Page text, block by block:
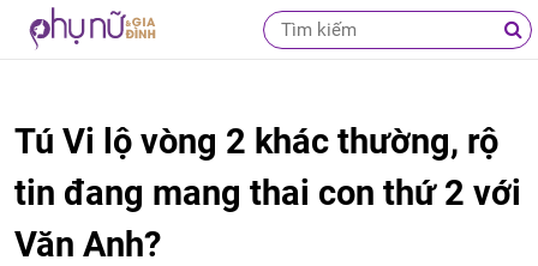
Tú Vi lộ vòng 2 khác thường, rộ
tin đang mang thai con thứ 2 với
Văn Anh?